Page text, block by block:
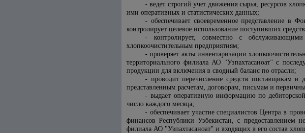
- ведет строгий учет движения сырья, ресурсов
ими оперативных и статистических данных;
- обеспечивает своевременное представление в
контролирует целевое использование поступивших
- контролирует, совместно с
хлопкоочистительным предприятиям;
- проверяет акты инвентаризации
территориального филиала АО "Узпахтасаноат" с
продукции для включения в сводный баланс по отрасли;
- проводит перечисление средств поставщикам и
представленным расчетам, договорам, письмам и
- выдает оперативную информацию по
число каждого месяца;
- обеспечивает участие специалистов Центра в
финансов Республики Узбекистан, с предоставлением
филиала АО "Узпахтасаноат" и входящих в его состав